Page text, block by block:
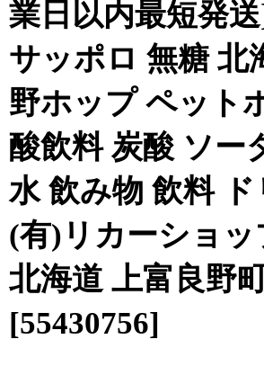
業日以内最短発
サッポロ 無糖 北
野ホップ ペット
酸飲料 炭酸 ソー
水 飲み物 飲料 ド
(有)リカーショ
北海道 上富良野
[55430756]